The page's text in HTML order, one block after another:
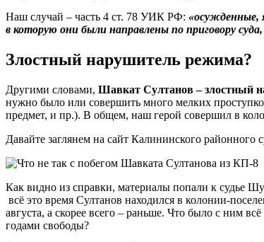
Наш случай – часть 4 ст. 78 УИК РФ: «осужденные,
в которую они были направлены по приговору
Злостный нарушитель режима?
Другими словами, Шавкат Султанов – злостный
нужно было или совершить много мелких
предмет, и пр.). В общем, наш герой совершил в
Давайте заглянем на сайт Калининского районного
Как видно из справки, материалы попали к судье
всё это время Султанов находился в колонии-
августа, а скорее всего – раньше. Что было с ним
годами свободы?